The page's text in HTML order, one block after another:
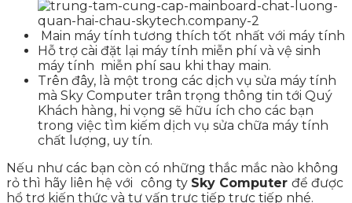
Main máy tính tương thích tốt nhất với máy tính
Hỗ trợ cài đặt lại máy tính miễn phí và vệ sinh
máy tính miễn phí sau khi thay main.
Trên đây, là một trong các dịch vụ sửa máy tính
mà Sky Computer trân trọng thông tin tới Quý
Khách hàng, hi vọng sẽ hữu ích cho các bạn
trong việc tìm kiếm dịch vụ sửa chữa máy tính
chất lượng, uy tín.
Nếu như các bạn còn có những thắc mắc nào không
rỏ thì hãy liên hệ với công ty Sky Computer để được
hổ trợ kiến thức và tư vấn trực tiếp trực tiếp nhé.